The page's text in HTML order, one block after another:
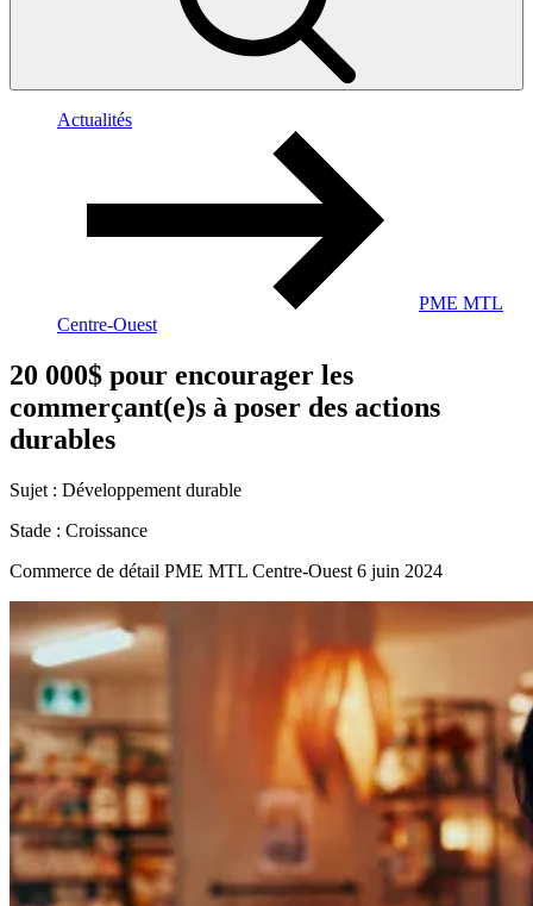
Actualités
PME MTL
Centre-Ouest
20 000$ pour encourager les
commerçant(e)s à poser des actions
durables
Sujet : Développement durable
Stade : Croissance
Commerce de détail PME MTL Centre-Ouest 6 juin 2024